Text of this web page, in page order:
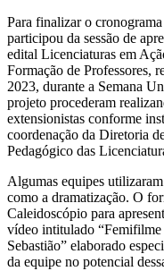
Para finalizar o
participou da sessão de
edital Licenciaturas em
Formação de Professores,
2023, durante a Semana
projeto procederam
extensionistas conforme
coordenação da Diretoria
Pedagógico das
Algumas equipes
como a dramatização. O
Caleidoscópio para
vídeo intitulado
Sebastião” elaborado
da equipe no potencial